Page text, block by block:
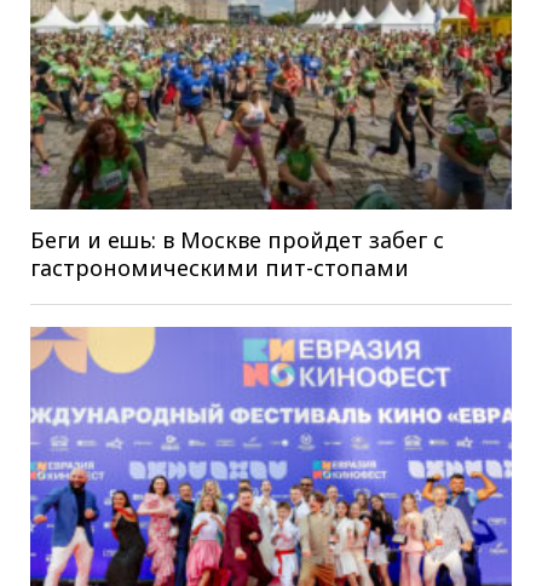
Беги и ешь: в Москве пройдет забег с
гастрономическими пит-стопами